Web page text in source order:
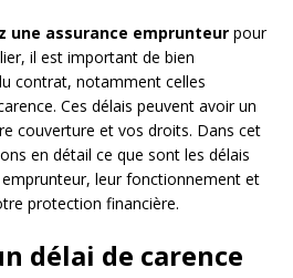
une assurance emprunteur pour
il est important de bien
contrat, notamment celles
Ces délais peuvent avoir un
couverture et vos droits. Dans cet
en détail ce que sont les délais
leur fonctionnement et
protection financière.
délai de carence